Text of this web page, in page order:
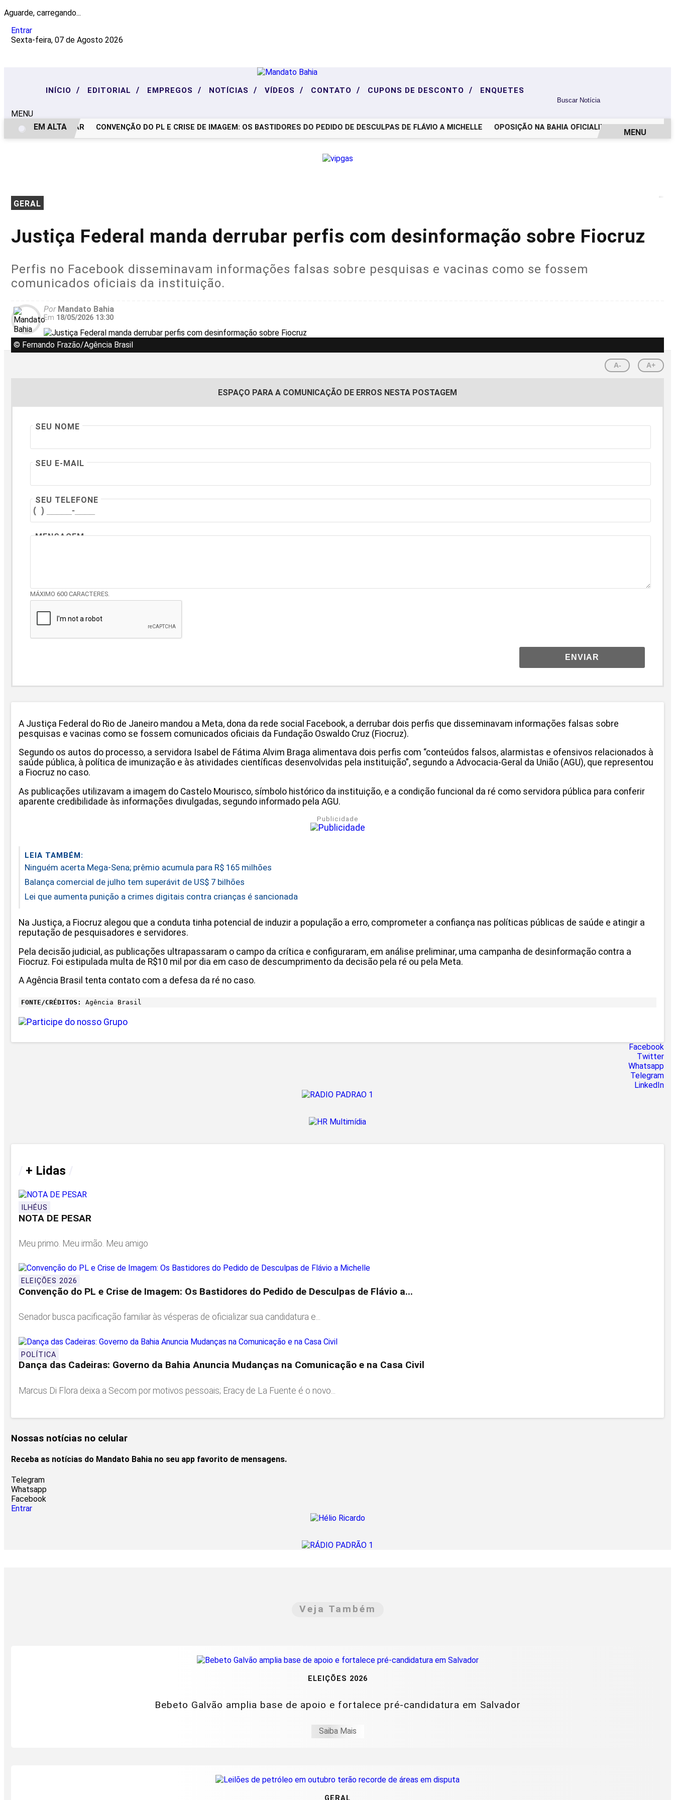
Aguarde, carregando...
Entrar
Sexta-feira, 07 de Agosto 2026
INÍCIO / EDITORIAL / EMPREGOS / NOTÍCIAS / VÍDEOS / CONTATO / CUPONS DE DESCONTO / ENQUETES
MENU
NOTA DE PESAR CONVENÇÃO DO PL E CRISE DE IMAGEM: OS BASTIDORES DO PEDIDO DE DESCULPAS DE FLÁVIO A MICHELLE OPOSIÇÃO NA BAHIA OFICIALIZA CHAPA COM ACM
EM ALTA
MENU
GERAL
Justiça Federal manda derrubar perfis com desinformação sobre Fiocruz
Perfis no Facebook disseminavam informações falsas sobre pesquisas e vacinas como se fossem
comunicados oficiais da instituição.
PorMandato Bahia
Em 18/05/2026 13:30
© Fernando Frazão/Agência Brasil
A- A+
ESPAÇO PARA A COMUNICAÇÃO DE ERROS NESTA POSTAGEM
SEU NOME
SEU E-MAIL
SEU TELEFONE
MENSAGEM
MÁXIMO 600 CARACTERES.
ENVIAR
A Justiça Federal do Rio de Janeiro mandou a Meta, dona da rede social Facebook, a derrubar dois perfis que disseminavam informações falsas sobre
pesquisas e vacinas como se fossem comunicados oficiais da Fundação Oswaldo Cruz (Fiocruz).
Segundo os autos do processo, a servidora Isabel de Fátima Alvim Braga alimentava dois perfis com “conteúdos falsos, alarmistas e ofensivos relacionados à
saúde pública, à política de imunização e às atividades científicas desenvolvidas pela instituição”, segundo a Advocacia-Geral da União (AGU), que representou
a Fiocruz no caso.
As publicações utilizavam a imagem do Castelo Mourisco, símbolo histórico da instituição, e a condição funcional da ré como servidora pública para conferir
aparente credibilidade às informações divulgadas, segundo informado pela AGU.
Publicidade
LEIA TAMBÉM:
Ninguém acerta Mega-Sena; prêmio acumula para R$ 165 milhões
Balança comercial de julho tem superávit de US$ 7 bilhões
Lei que aumenta punição a crimes digitais contra crianças é sancionada
Na Justiça, a Fiocruz alegou que a conduta tinha potencial de induzir a população a erro, comprometer a confiança nas políticas públicas de saúde e atingir a
reputação de pesquisadores e servidores.
Pela decisão judicial, as publicações ultrapassaram o campo da crítica e configuraram, em análise preliminar, uma campanha de desinformação contra a
Fiocruz. Foi estipulada multa de R$10 mil por dia em caso de descumprimento da decisão pela ré ou pela Meta.
A Agência Brasil tenta contato com a defesa da ré no caso.
FONTE/CRÉDITOS: Agência Brasil
Facebook
Twitter
Whatsapp
Telegram
LinkedIn
+ Lidas
ILHÉUS
NOTA DE PESAR
Meu primo. Meu irmão. Meu amigo
ELEIÇÕES 2026
Convenção do PL e Crise de Imagem: Os Bastidores do Pedido de Desculpas de Flávio a...
Senador busca pacificação familiar às vésperas de oficializar sua candidatura e...
POLÍTICA
Dança das Cadeiras: Governo da Bahia Anuncia Mudanças na Comunicação e na Casa Civil
Marcus Di Flora deixa a Secom por motivos pessoais; Eracy de La Fuente é o novo...
Nossas notícias no celular
Receba as notícias do Mandato Bahia no seu app favorito de mensagens.
Telegram
Whatsapp
Facebook
Entrar
Veja Também
ELEIÇÕES 2026
Bebeto Galvão amplia base de apoio e fortalece pré-candidatura em Salvador
Saiba Mais